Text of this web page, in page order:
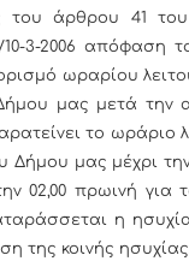
του άρθρου 41
3-2006 απόφαση
ωραρίου
μας μετά την
το ωράριο
Δήμου μας μέχρι
02,00 πρωινή για
η
της κοινής